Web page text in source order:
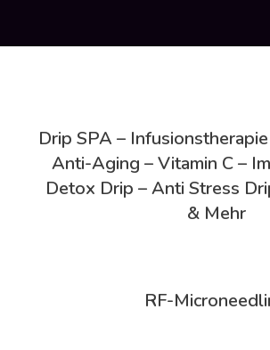
Drip SPA –
Anti-Aging – Vitamin C –
Detox Drip – Anti Stress
& Mehr
RF-